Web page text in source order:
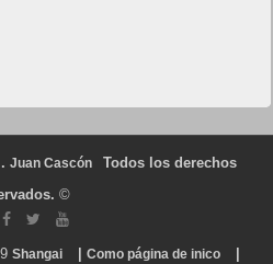
. Juan Cascón
Todos los derechos
©
Shangai Como página de inico